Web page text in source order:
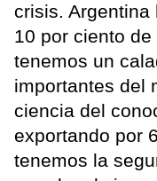
crisis.
10 por ciento
tenemos un
importantes del
ciencia del
exportando por
tenemos la